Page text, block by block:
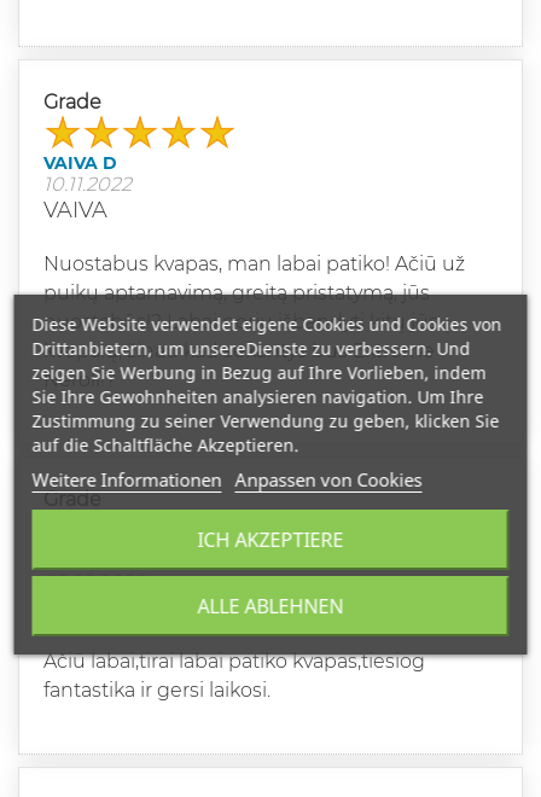
Grade
VAIVA D
10.11.2022
VAIVA
Nuostabus kvapas, man labai patiko! Ačiū už
puikų aptarnavimą, greitą pristatymą, jūs
nuostabūs!? Labai noriu išbandyti kitų jūsų
kvepalų, žinau kad sekantys bus Extreme
Neroli!?
Grade
25.09.2022
Ačiū labai,tirai labai patiko kvapas,tiesiog
fantastika ir gersi laikosi.
Diese Website verwendet eigene Cookies und Cookies von
Drittanbietern, um unsereDienste zu verbessern. Und
zeigen Sie Werbung in Bezug auf Ihre Vorlieben, indem
Sie Ihre Gewohnheiten analysieren navigation. Um Ihre
Zustimmung zu seiner Verwendung zu geben, klicken Sie
auf die Schaltfläche Akzeptieren.
Weitere Informationen Anpassen von Cookies
ALLE ABLEHNEN
ICH AKZEPTIERE